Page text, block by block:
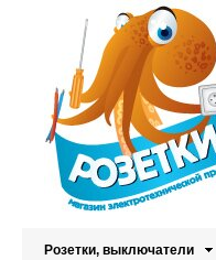
Розетки, выключатели